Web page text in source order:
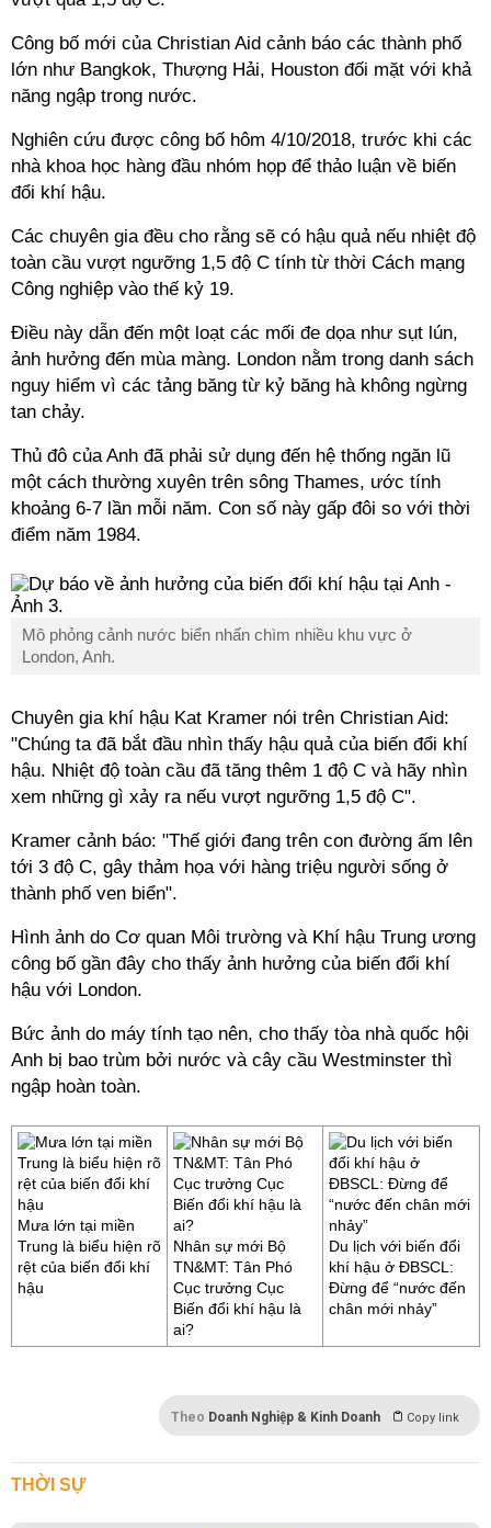
Công bố mới của Christian Aid cảnh báo các thành phố
lớn như Bangkok, Thượng Hải, Houston đối mặt với khả
năng ngập trong nước.
Nghiên cứu được công bố hôm 4/10/2018, trước khi các
nhà khoa học hàng đầu nhóm họp để thảo luận về biến
đổi khí hậu.
Các chuyên gia đều cho rằng sẽ có hậu quả nếu nhiệt độ
toàn cầu vượt ngưỡng 1,5 độ C tính từ thời Cách mạng
Công nghiệp vào thế kỷ 19.
Điều này dẫn đến một loạt các mối đe dọa như sụt lún,
ảnh hưởng đến mùa màng. London nằm trong danh sách
nguy hiểm vì các tảng băng từ kỷ băng hà không ngừng
tan chảy.
Thủ đô của Anh đã phải sử dụng đến hệ thống ngăn lũ
một cách thường xuyên trên sông Thames, ước tính
khoảng 6-7 lần mỗi năm. Con số này gấp đôi so với thời
điểm năm 1984.
Mô phỏng cảnh nước biển nhấn chìm nhiều khu vực ở
London, Anh.
Chuyên gia khí hậu Kat Kramer nói trên Christian Aid:
"Chúng ta đã bắt đầu nhìn thấy hậu quả của biến đổi khí
hậu. Nhiệt độ toàn cầu đã tăng thêm 1 độ C và hãy nhìn
xem những gì xảy ra nếu vượt ngưỡng 1,5 độ C".
Kramer cảnh báo: "Thế giới đang trên con đường ấm lên
tới 3 độ C, gây thảm họa với hàng triệu người sống ở
thành phố ven biển".
Hình ảnh do Cơ quan Môi trường và Khí hậu Trung ương
công bố gần đây cho thấy ảnh hưởng của biến đổi khí
hậu với London.
Bức ảnh do máy tính tạo nên, cho thấy tòa nhà quốc hội
Anh bị bao trùm bởi nước và cây cầu Westminster thì
ngập hoàn toàn.
Mưa lớn tại miền
Trung là biểu hiện rõ
rệt của biến đổi khí
hậu
Nhân sự mới Bộ
TN&MT: Tân Phó
Cục trưởng Cục
Biến đổi khí hậu là
ai?
Du lịch với biến đổi
khí hậu ở ĐBSCL:
Đừng để “nước đến
chân mới nhảy”
Theo Doanh Nghiệp & Kinh Doanh Copy link
THỜI SỰ